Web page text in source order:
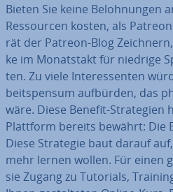
Bieten Sie keine Be­loh­nun­gen
Res­sour­cen kosten, als
rät der Patreon-Blog
ke im Mo­nats­takt für niedrige
ten. Zu viele In­ter­es­sen­ten
beits­pen­sum aufbürden, das
wäre. Diese Benefit-Stra­te­gien
Plattform bereits bewährt: Die
Diese Strategie baut darauf
mehr lernen wollen. Für einen
sie Zugang zu Tutorials,